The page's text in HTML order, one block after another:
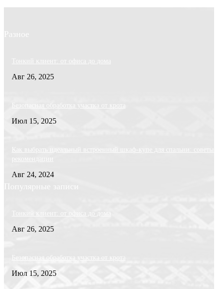
Разное
Тонкий клиент: от офиса до дома
Авг 26, 2025
Безопасная обработка участка от крота
Июл 15, 2025
Как выбрать идеальный встроенный шкаф-купе для спальни: советы
рекомендации
Авг 24, 2024
Популярные записи
Тонкий клиент: от офиса до дома
Авг 26, 2025
Безопасная обработка участка от крота
Июл 15, 2025